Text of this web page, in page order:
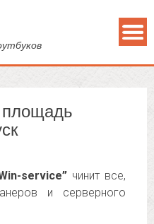
площадь
service”чинит все,
и серверного